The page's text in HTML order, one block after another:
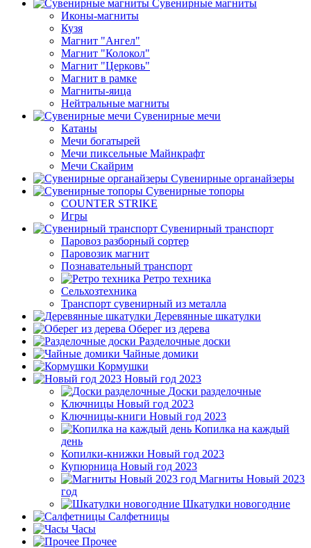
Сувенирные магниты
Иконы-магниты
Кузя
Магнит "Ангел"
Магнит "Колокол"
Магнит "Церковь"
Магнит в рамке
Магниты-яица
Нейтральные магниты
Сувенирные мечи
Катаны
Мечи богатырей
Мечи пиксельные Майнкрафт
Мечи Скайрим
Сувенирные органайзеры
Сувенирные топоры
COUNTER STRIKE
Игры
Сувенирный транспорт
Паровоз разборный сортер
Паровозик магнит
Познавательный транспорт
Ретро техника
Сельхозтехника
Транспорт сувенирный из металла
Деревянные шкатулки
Оберег из дерева
Разделочные доски
Чайные домики
Кормушки
Новый год 2023
Доски разделочные
Ключницы Новый год 2023
Ключницы-книги Новый год 2023
Копилка на каждый
день
Копилки-книжки Новый год 2023
Купюрница Новый год 2023
Магниты Новый 2023
год
Шкатулки новогодние
Салфетницы
Часы
Прочее